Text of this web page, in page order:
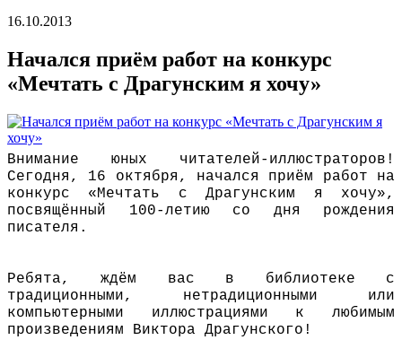
16.10.2013
Начался приём работ на конкурс
«Мечтать с Драгунским я хочу»
Внимание юных читателей-иллюстраторов!
Сегодня, 16 октября, начался приём работ на
конкурс «Мечтать с Драгунским я хочу»,
посвящённый 100-летию со дня рождения
писателя.
Ребята, ждём вас в библиотеке с
традиционными, нетрадиционными или
компьютерными иллюстрациями к любимым
произведениям Виктора Драгунского!